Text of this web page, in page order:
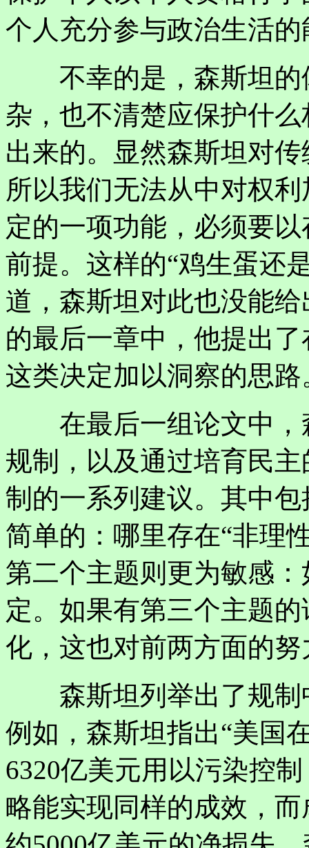
个人充分参与政治生活的
不幸的是，森斯坦的
杂，也不清楚应保护什
出来的。显然森斯坦对
所以我们无法从中对权
定的一项功能，必须要
前提。这样的“鸡生蛋还
道，森斯坦对此也没能
的最后一章中，他提出
这类决定加以洞察的思路
在最后一组论文中，
规制，以及通过培育民
制的一系列建议。其中
简单的：哪里存在“非理
第二个主题则更为敏感
定。如果有第三个主题
化，这也对前两方面的
森斯坦列举出了规制
例如，森斯坦指出“美国
6320亿美元用以污染控
略能实现同样的成效，